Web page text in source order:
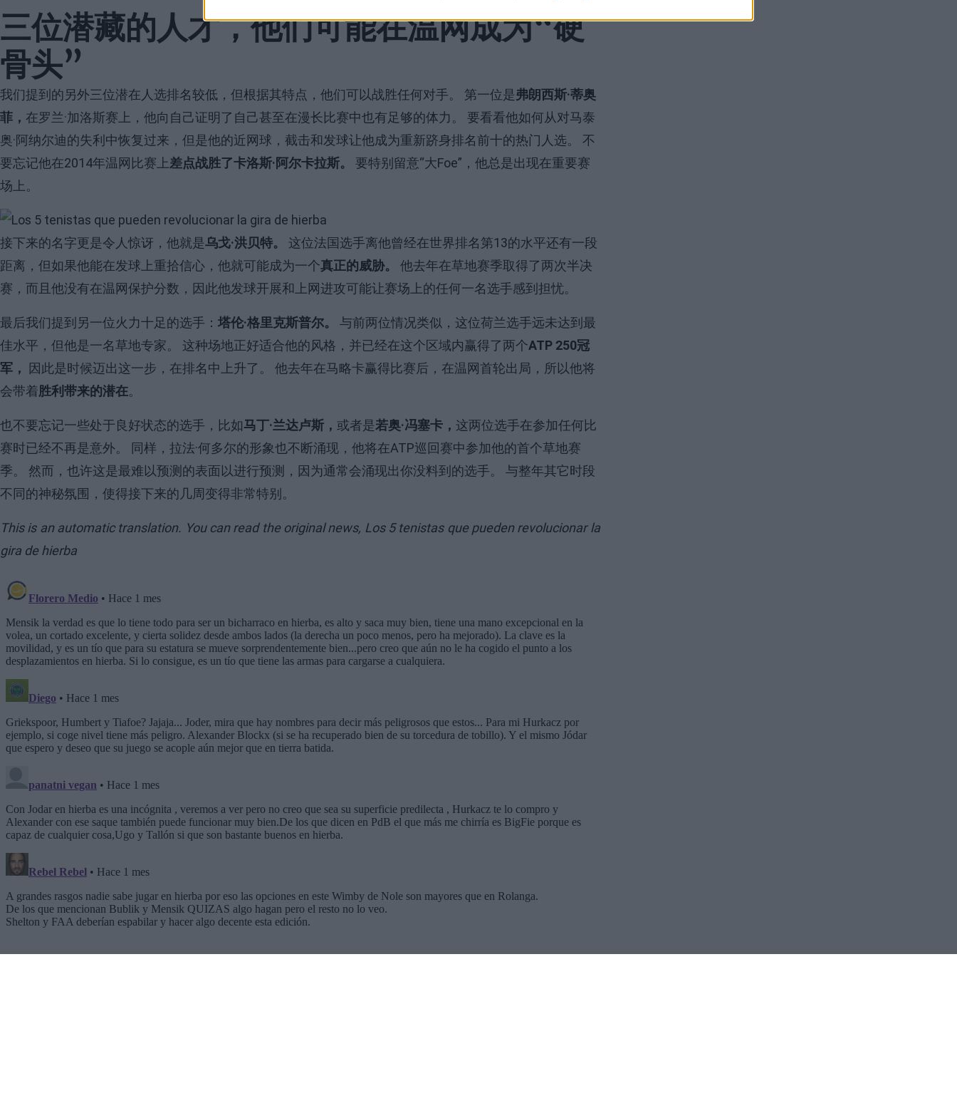
三位潜藏的人才，他们可能在温网成为“硬
骨头”
我们提到的另外三位潜在人选排名较低，但根据其特点，他们可以战胜任何对手。 第一位是弗朗西斯·蒂奥
菲， 在罗兰·加洛斯赛上，他向自己证明了自己甚至在漫长比赛中也有足够的体力。 要看看他如何从对马泰
奥·阿纳尔迪的失利中恢复过来，但是他的近网球，截击和发球让他成为重新跻身排名前十的热门人选。 不
要忘记他在2014年温网比赛上差点战胜了卡洛斯·阿尔卡拉斯。
要特别留意“大Foe”，他总是出现在重要赛
场上。
Image
接下来的名字更是令人惊讶，他就是乌戈·洪贝特。
这位法国选手离他曾经在世界排名第13的水平还有一段
距离，但如果他能在发球上重拾信心，他就可能成为一个真正的威胁。
他去年在草地赛季取得了两次半决
赛，而且他没有在温网保护分数，因此他发球开展和上网进攻可能让赛场上的任何一名选手感到担忧。
最后我们提到另一位火力十足的选手： 塔伦·格里克斯普尔。
与前两位情况类似，这位荷兰选手远未达到最
佳水平，但他是一名草地专家。 这种场地正好适合他的风格，并已经在这个区域内赢得了两个ATP 250冠
军， 因此是时候迈出这一步，在排名中上升了。 他去年在马略卡赢得比赛后，在温网首轮出局，所以他将
会带着胜利带来的潜在。
也不要忘记一些处于良好状态的选手，比如马丁·兰达卢斯， 或者是若奥·冯塞卡， 这两位选手在参加任何比
赛时已经不再是意外。 同样，拉法·何多尔的形象也不断涌现，他将在ATP巡回赛中参加他的首个草地赛
季。 然而，也许这是最难以预测的表面以进行预测，因为通常会涌现出你没料到的选手。 与整年其它时段
不同的神秘氛围，使得接下来的几周变得非常特别。
This is an automatic translation. You can read the original news, Los 5 tenistas que pueden revolucionar la
gira de hierba